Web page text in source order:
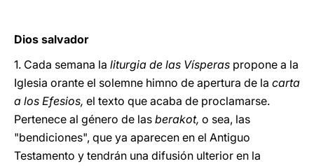
Dios salvador
1. Cada semana la liturgia de las Vísperas propone a la
Iglesia orante el solemne himno de apertura de la carta
a los Efesios, el texto que acaba de proclamarse.
Pertenece al género de las berakot, o sea, las
"bendiciones", que ya aparecen en el Antiguo
Testamento y tendrán una difusión ulterior en la